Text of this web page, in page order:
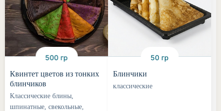
500 гр
Квинтет цветов из тонких
блинчиков
Классические блины,
шпинатные, свекольные,
50 гр
Блинчики
классические